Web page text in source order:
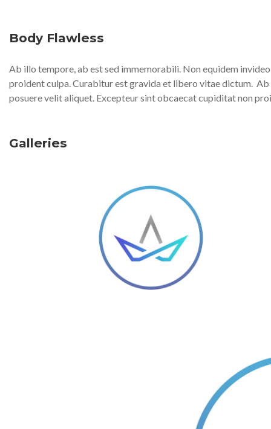
Body Flawless
Ab illo tempore, ab est sed immemorabili. Non equidem
proident culpa. Curabitur est gravida et libero vitae dictum. Ab
posuere velit aliquet. Excepteur sint obcaecat cupiditat non
Galleries